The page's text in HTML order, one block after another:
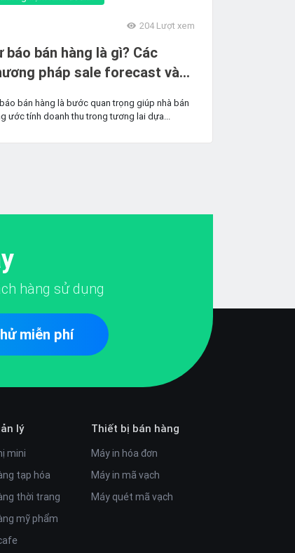
204Lượt xem
báo bán hàng là gì? Các
pháp sale forecast và
bán hàng là bước quan trọng giúp nhà bán
ước tính doanh thu trong tương lai dựa...
hàng sử dụng
miễn phí
lý
mini
tạp hóa
thời trang
mỹ phẩm
Thiết bị bán hàng
Máy in hóa đơn
Máy in mã vạch
Máy quét mã vạch